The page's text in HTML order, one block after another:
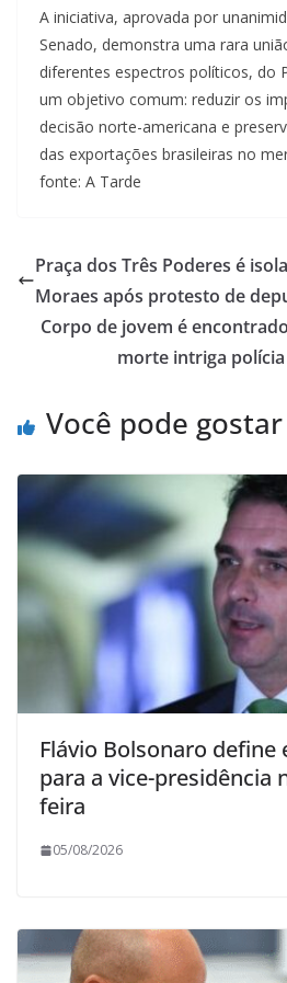
A iniciativa, aprovada por
Senado, demonstra uma rara
diferentes espectros políticos, do
um objetivo comum: reduzir os
decisão norte-americana e
das exportações brasileiras no
fonte: A Tarde
Praça dos Três Poderes é
Moraes após protesto de
Corpo de jovem é
morte intriga
Você pode
Flávio Bolsonaro define
para a vice-presidência
feira
05/08/2026